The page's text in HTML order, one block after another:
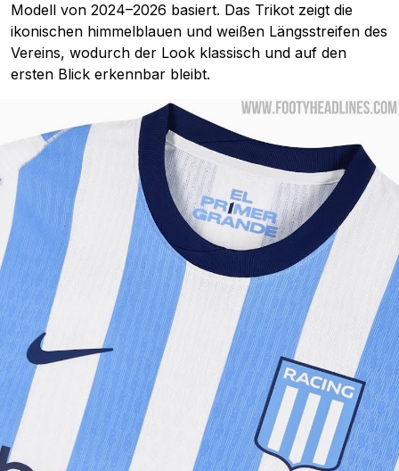
Modell von 2024–2026 basiert. Das Trikot zeigt die
ikonischen himmelblauen und weißen Längsstreifen des
Vereins, wodurch der Look klassisch und auf den
ersten Blick erkennbar bleibt.